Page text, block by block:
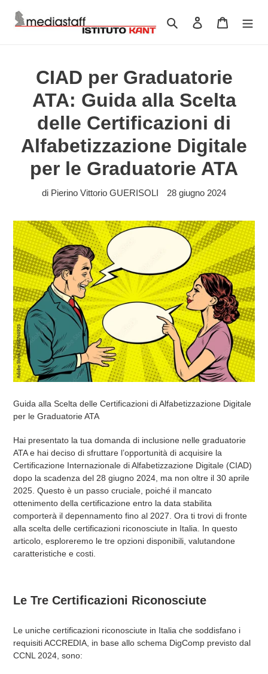
direttamente
Cerca Accedi Carrello
CIAD per Graduatorie
ATA: Guida alla Scelta
delle Certificazioni di
Alfabetizzazione Digitale
per le Graduatorie ATA
di Pierino Vittorio GUERISOLI 28 giugno 2024
Guida alla Scelta delle Certificazioni di Alfabetizzazione Digitale
per le Graduatorie ATA
Hai presentato la tua domanda di inclusione nelle graduatorie
ATA e hai deciso di sfruttare l’opportunità di acquisire la
Certificazione Internazionale di Alfabetizzazione Digitale (CIAD)
dopo la scadenza del 28 giugno 2024, ma non oltre il 30 aprile
2025. Questo è un passo cruciale, poiché il mancato
ottenimento della certificazione entro la data stabilita
comporterà il depennamento fino al 2027. Ora ti trovi di fronte
alla scelta delle certificazioni riconosciute in Italia. In questo
articolo, esploreremo le tre opzioni disponibili, valutandone
caratteristiche e costi.
Le Tre Certificazioni Riconosciute
Le uniche certificazioni riconosciute in Italia che soddisfano i
requisiti ACCREDIA, in base allo schema DigComp previsto dal
CCNL 2024, sono: